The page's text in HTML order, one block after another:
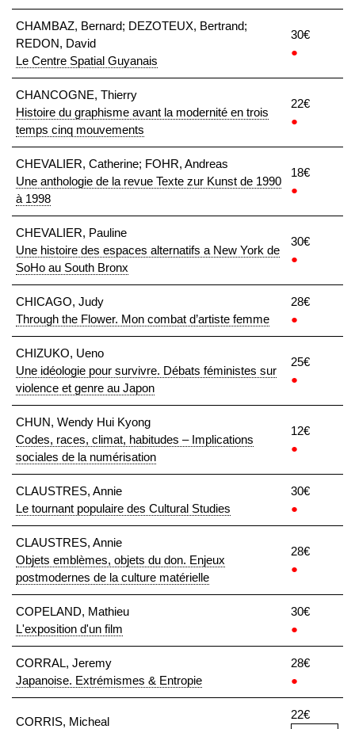
CHAMBAZ, Bernard; DEZOTEUX, Bertrand;
REDON, David
Le Centre Spatial Guyanais
30€
●
CHANCOGNE, Thierry
Histoire du graphisme avant la modernité en trois
temps cinq mouvements
22€
●
CHEVALIER, Catherine; FOHR, Andreas
Une anthologie de la revue Texte zur Kunst de 1990
à 1998
18€
●
CHEVALIER, Pauline
Une histoire des espaces alternatifs a New York de
SoHo au South Bronx
30€
●
CHICAGO, Judy
Through the Flower. Mon combat d’artiste femme
28€
●
CHIZUKO, Ueno
Une idéologie pour survivre. Débats féministes sur
violence et genre au Japon
25€
●
CHUN, Wendy Hui Kyong
Codes, races, climat, habitudes – Implications
sociales de la numérisation
12€
●
CLAUSTRES, Annie
Le tournant populaire des Cultural Studies
30€
●
CLAUSTRES, Annie
Objets emblèmes, objets du don. Enjeux
postmodernes de la culture matérielle
28€
●
COPELAND, Mathieu
L'exposition d'un film
30€
●
CORRAL, Jeremy
Japanoise. Extrémismes & Entropie
28€
●
CORRIS, Micheal
22€